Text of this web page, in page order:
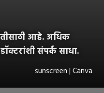
आहे. अधिक
संपर्क साधा.
sunscreen | Canva